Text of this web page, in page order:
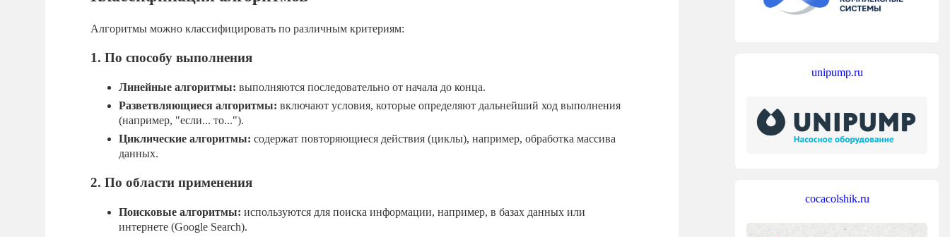
Алгоритмы можно классифицировать по различным критериям:
1. По способу выполнения
Линейные алгоритмы: выполняются последовательно от начала до конца.
Разветвляющиеся алгоритмы: включают условия, которые определяют дальнейший ход выполнения
(например, "если... то...").
Циклические алгоритмы: содержат повторяющиеся действия (циклы), например, обработка массива
данных.
2. По области применения
Поисковые алгоритмы: используются для поиска информации, например, в базах данных или
интернете (Google Search).
unipump.ru
cocacolshik.ru